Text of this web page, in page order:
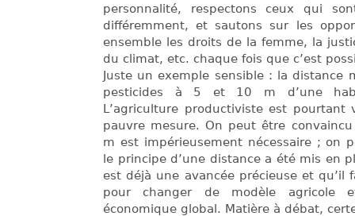
personnalité, respectons ceux qui
différemment, et sautons sur les
ensemble les droits de la femme, la
du climat, etc. chaque fois que c’est
Juste un exemple sensible : la distance
pesticides à 5 et 10 m d’une
L’agriculture productiviste est
pauvre mesure. On peut être
m est impérieusement nécessaire ; on
le principe d’une distance a été mis en
est déjà une avancée précieuse et qu’il
pour changer de modèle agricole
économique global. Matière à débat,